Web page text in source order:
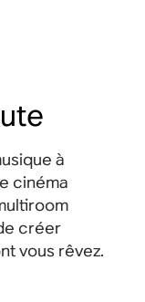
à
cinéma
créer
vous rêvez.